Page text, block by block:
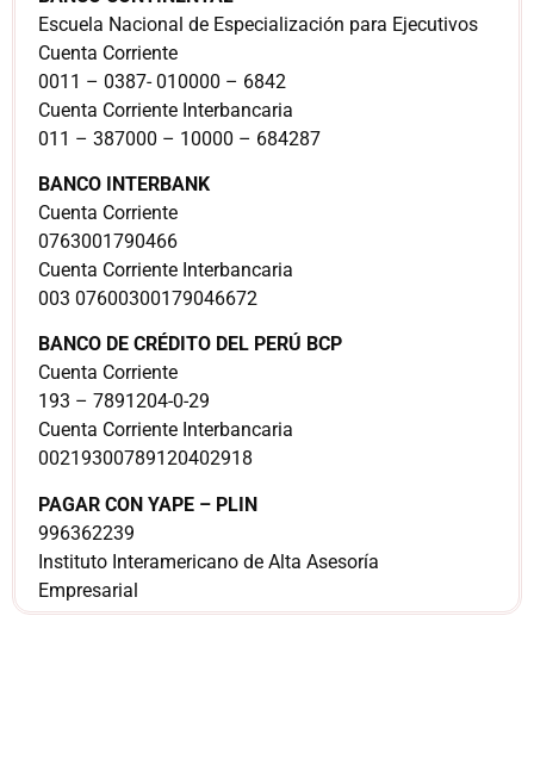
Escuela Nacional de Especialización para Ejecutivos
Cuenta Corriente
0011 – 0387- 010000 – 6842
Cuenta Corriente Interbancaria
011 – 387000 – 10000 – 684287
BANCO INTERBANK
Cuenta Corriente
0763001790466
Cuenta Corriente Interbancaria
003 07600300179046672
BANCO DE CRÉDITO DEL PERÚ BCP
Cuenta Corriente
193 – 7891204-0-29
Cuenta Corriente Interbancaria
00219300789120402918
PAGAR CON YAPE – PLIN
996362239
Instituto Interamericano de Alta Asesoría
Empresarial